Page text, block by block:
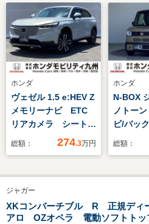
ホンダ
ヴェゼル 1.5 e:HEV Z
メモリーナビ ETC
リアカメラ シートヒ
総額： 274.3万円
ホンダ
N-BOX
ノトー
ビ/バッ
ンダセ
総額：
ジャガー
XKコンバーチブル R 正規ディ
アロ OZオペラ 電動ソフトトッ